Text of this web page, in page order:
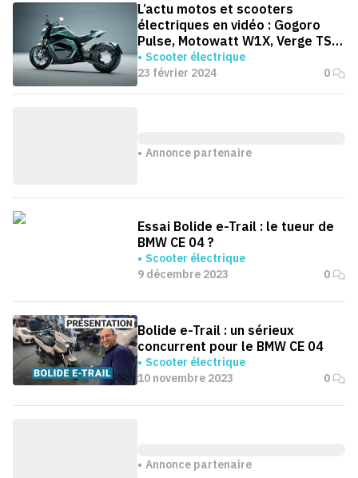
L’actu motos et scooters
électriques en vidéo : Gogoro
Pulse, Motowatt W1X, Verge TS
Ultra...
Scooter électrique
23 février 2024
0
Annonce partenaire
Essai Bolide e-Trail : le tueur de
BMW CE 04 ?
Scooter électrique
9 décembre 2023
0
Bolide e-Trail : un sérieux
concurrent pour le BMW CE 04
Scooter électrique
10 novembre 2023
0
Annonce partenaire